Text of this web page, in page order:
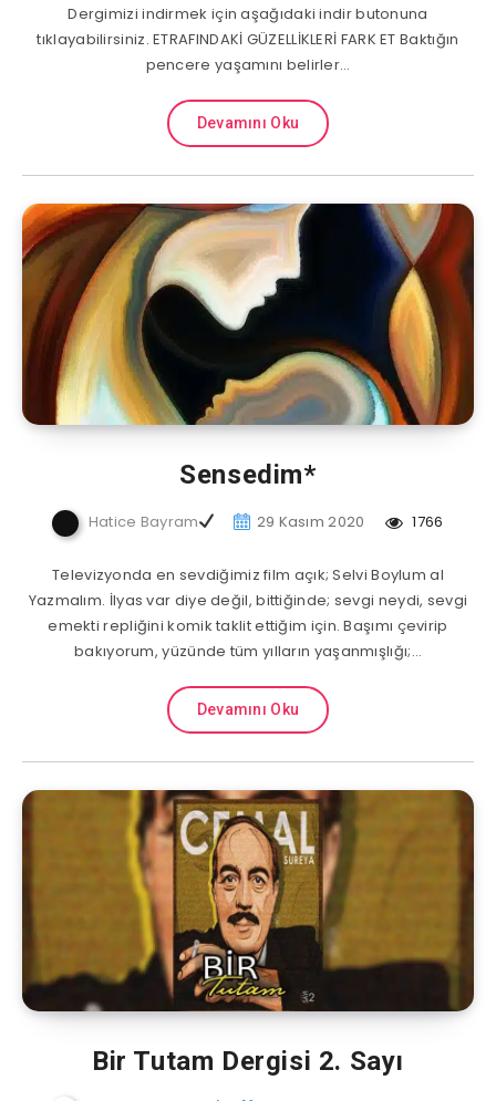
Dergimizi indirmek için aşağıdaki indir butonuna
tıklayabilirsiniz. ETRAFINDAKİ GÜZELLİKLERİ FARK ET Baktığın
pencere yaşamını belirler…
Devamını Oku
Sensedim*
Hatice Bayram 29 Kasım 2020 1766
Televizyonda en sevdiğimiz film açık; Selvi Boylum al
Yazmalım. İlyas var diye değil, bittiğinde; sevgi neydi, sevgi
emekti repliğini komik taklit ettiğim için. Başımı çevirip
bakıyorum, yüzünde tüm yılların yaşanmışlığı;…
Devamını Oku
Bir Tutam Dergisi 2. Sayı